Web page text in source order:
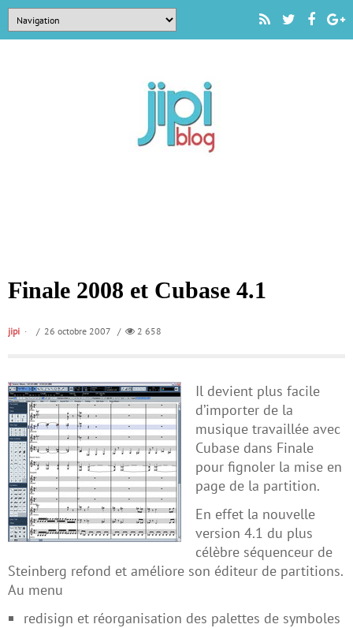
Finale 2008 et Cubase 4.1
jipi / 26 octobre 2007 / 2 658
Il devient plus facile
d’importer de la
musique travaillée avec
Cubase dans Finale
pour fignoler la mise en
page de la partition.
En effet la nouvelle
version 4.1 du plus
célèbre séquenceur de
Steinberg refond et améliore son éditeur de partitions.
Au menu
redisign et réorganisation des palettes de symboles